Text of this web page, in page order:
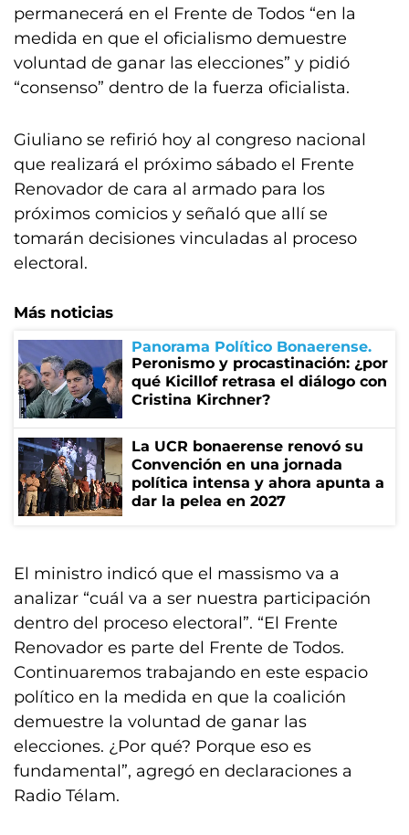
permanecerá en el Frente de Todos “en la
medida en que el oficialismo demuestre
voluntad de ganar las elecciones” y pidió
“consenso” dentro de la fuerza oficialista.
Giuliano se refirió hoy al congreso nacional
que realizará el próximo sábado el Frente
Renovador de cara al armado para los
próximos comicios y señaló que allí se
tomarán decisiones vinculadas al proceso
electoral.
Más noticias
Panorama Político Bonaerense
Peronismo y procastinación: ¿por
qué Kicillof retrasa el diálogo con
Cristina Kirchner?
La UCR bonaerense renovó su
Convención en una jornada
política intensa y ahora apunta a
dar la pelea en 2027
El ministro indicó que el massismo va a
analizar “cuál va a ser nuestra participación
dentro del proceso electoral”. “El Frente
Renovador es parte del Frente de Todos.
Continuaremos trabajando en este espacio
político en la medida en que la coalición
demuestre la voluntad de ganar las
elecciones. ¿Por qué? Porque eso es
fundamental”, agregó en declaraciones a
Radio Télam.